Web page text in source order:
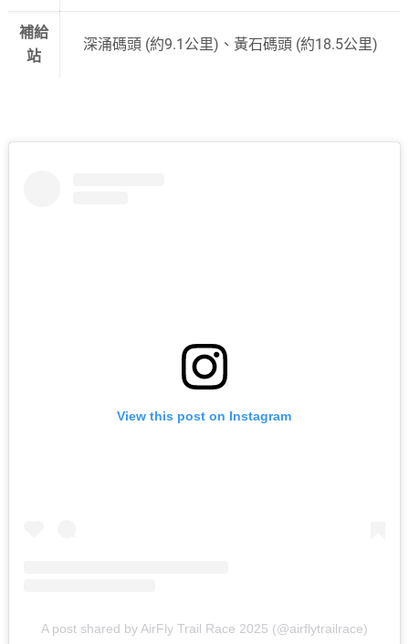
補給
站
深涌碼頭 (約9.1公里)、黃石碼頭 (約18.5公里)
View this post on Instagram
A post shared by AirFly Trail Race 2025 (@airflytrailrace)